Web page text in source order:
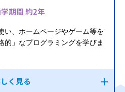
期間 約2年
い、ホームページやゲーム等を
的」なプログラミングを学びま
く見る